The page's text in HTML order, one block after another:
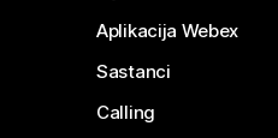
Aplikacija Webex
Sastanci
Calling